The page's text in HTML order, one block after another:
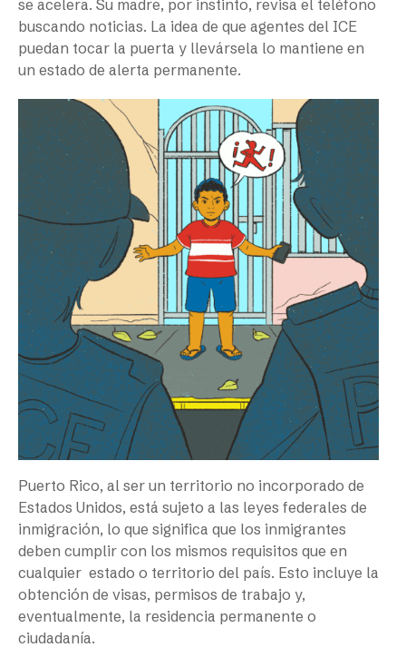
se acelera. Su madre, por instinto, revisa el teléfono
buscando noticias. La idea de que agentes del ICE
puedan tocar la puerta y llevársela lo mantiene en
un estado de alerta permanente.
Puerto Rico, al ser un territorio no incorporado de
Estados Unidos, está sujeto a las leyes federales de
inmigración, lo que significa que los inmigrantes
deben cumplir con los mismos requisitos que en
cualquier estado o territorio del país. Esto incluye la
obtención de visas, permisos de trabajo y,
eventualmente, la residencia permanente o
ciudadanía.